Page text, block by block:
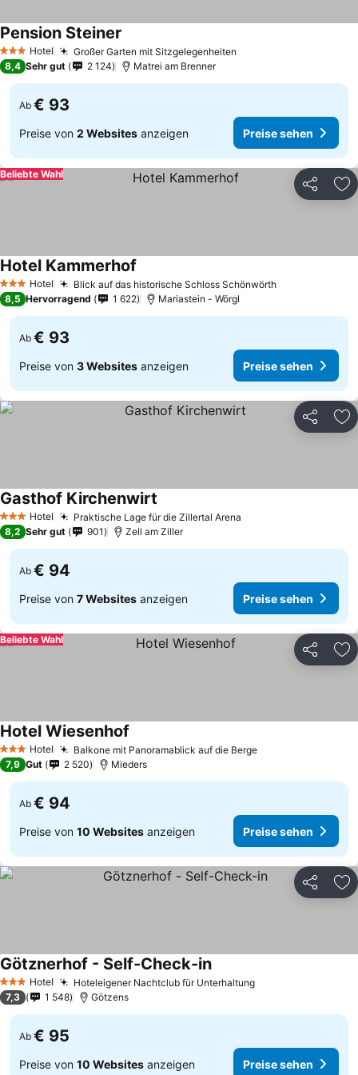
3 SterneHotel Großer Garten mit Sitzgelegenheiten
Pension Steiner
8,4 Sehr gut 2 124 Matrei am Brenner
Ab € 93
Preise von 2 Websites anzeigen Preise sehen
Teilen
Beliebte Wahl
3 SterneHotel Blick auf das historische Schloss SchönwörthPreise sehen
Hotel Kammerhof
8,5 Hervorragend 1 622 Mariastein - Wörgl
Ab € 93
Preise von 3 Websites anzeigen Preise sehen
Teilen
3 SterneHotel Praktische Lage für die Zillertal Arena
Gasthof Kirchenwirt
8,2 Sehr gut 901 Zell am Ziller
Ab € 94
Preise von 7 Websites anzeigen Preise sehen
Teilen
Beliebte Wahl
3 SterneHotel Balkone mit Panoramablick auf die BergePreise sehen
Hotel Wiesenhof
7,9 Gut 2 520 Mieders
Ab € 94
Preise von 10 Websites anzeigen Preise sehen
Teilen
3 SterneHotel Hoteleigener Nachtclub für UnterhaltungPreise sehen
Götznerhof - Self-Check-inPreise sehen
7,3 1 548 Götzens
Ab € 95
Preise von 10 Websites anzeigen Preise sehen